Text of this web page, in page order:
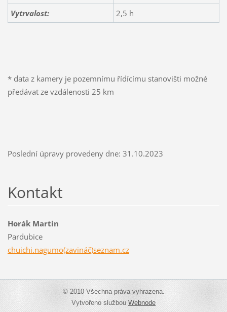
Vytrvalost:
2,5 h
* data z kamery je pozemnímu řídícímu stanovišti možné
předávat ze vzdálenosti 25 km
Poslední úpravy provedeny dne: 31.10.2023
Kontakt
Horák Martin
Pardubice
chuichi.nagumo(zavináč)seznam.cz
© 2010 Všechna práva vyhrazena.
Vytvořeno službouWebnode